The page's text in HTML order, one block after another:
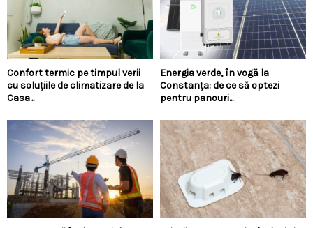
Confort termic pe timpul verii
cu soluțiile de climatizare de la
Casa...
Energia verde, în vogă la
Constanța: de ce să optezi
pentru panouri...